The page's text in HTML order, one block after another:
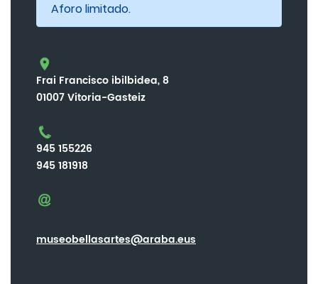
Aforo limitado.
Frai Francisco ibilbidea, 8
01007 Vitoria-Gasteiz
945 155226
945 181918
museobellasartes@araba.eus